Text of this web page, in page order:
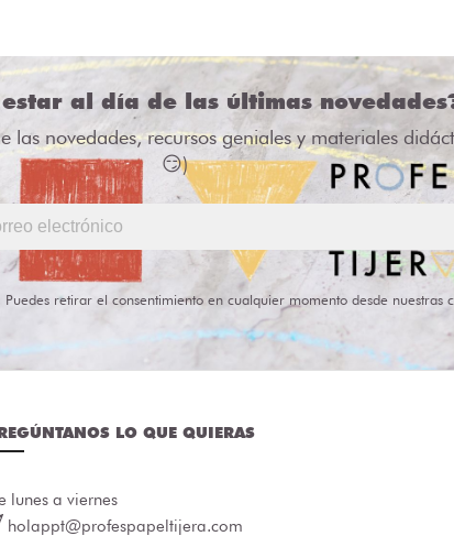
al día de las últimas
novedades, recursos geniales y materiales
😏)
retirar el consentimiento en cualquier momento desde
LO QUE QUIERAS
lunes a viernes
holappt@profespapeltijera.com